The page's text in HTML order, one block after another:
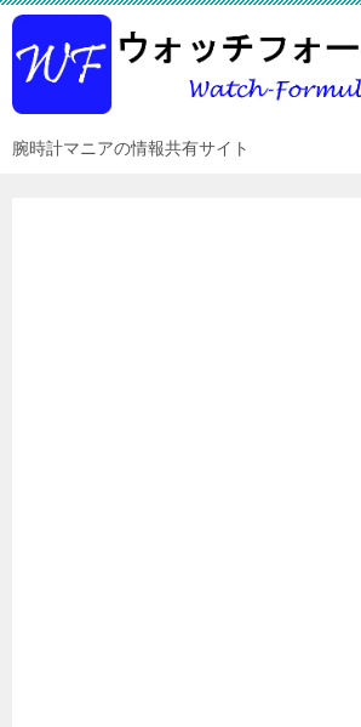
腕時計マニアの情報共有サイト